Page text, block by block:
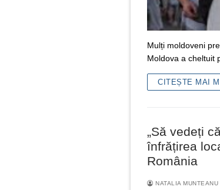
Mulți moldoveni
Moldova a cheltuit
CITEȘTE MAI
„Să vedeți
înfrățirea
România
NATALIA MUNTEANU